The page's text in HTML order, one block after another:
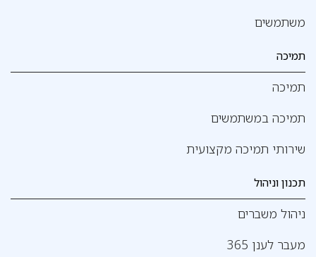
משתמשים
תמיכה
תמיכה
תמיכה במשתמשים
שירותי תמיכה מקצועית
תכנון וניהול
ניהול משברים
מעבר לענן 365